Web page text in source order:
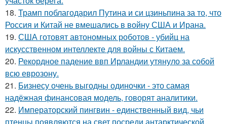
18. Трамп поблагодарил Путина и си цзиньпина за то, что
Россия и Китай не вмешались в войну США и Ирана.
19. США готовят автономных роботов - убийц на
искусственном интеллекте для войны с Китаем.
20. Рекордное падение ввп Ирландии утянуло за собой
всю еврозону.
21. Бизнесу очень выгодны одиночки - это самая
надёжная финансовая модель, говорят аналитики.
22. Императорский пингвин - единственный вид, чьи
птенцы появляются на свет посреди антарктической